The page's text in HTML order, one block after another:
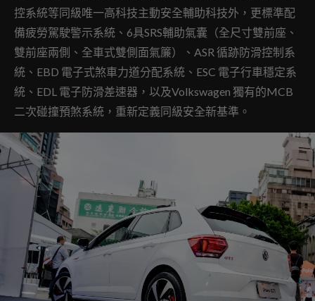
控系統等同級唯一高科技主動安全輔助科技外，更標準配
備疲勞駕駛警示系統、6具SRS輔助氣囊（全尺寸雙前座、
雙前座兩側、全車式雙側面氣簾）、ASR 循跡防滑控制系
統、EBD 電子式煞車力道分配系統、ESC 電子行車穩定系
統、EDL 電子防滑差速器，以及Volkswagen 獨有的MCB
二次碰撞預煞系統，重新定義同級安全新基準。